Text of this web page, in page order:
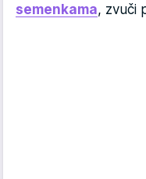
semenkama, zvuči